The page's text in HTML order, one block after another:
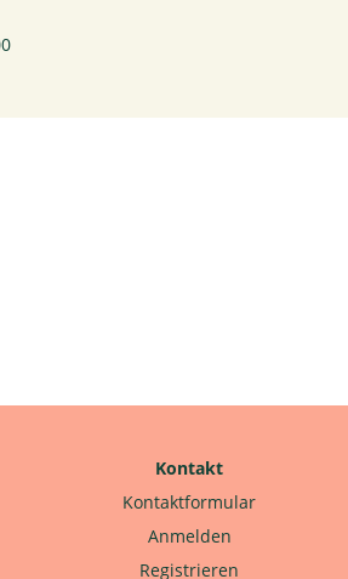
Kontakt
Kontaktformular
Anmelden
Registrieren